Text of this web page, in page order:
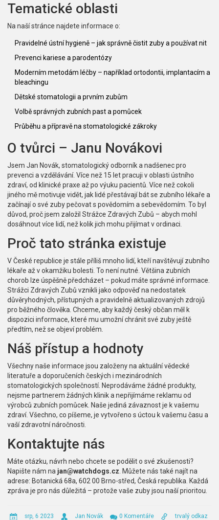
Tematické oblasti
Na naší stránce najdete informace o:
Pravidelné ústní hygieně – jak správně čistit zuby a používat nit
Prevenci kariese a parodentózy
Moderním metodám léčby – například ortodontii, implantacím a
bleachingu
Dětské stomatologii a prvním zubům
Volbě správných zubních past a pomůcek
Průběhu a přípravě na stomatologické zákroky
O tvůrci – Janu Novákovi
Jsem Jan Novák, stomatologický odborník a nadšenec pro
prevenci a vzdělávání. Více než 15 let pracuji v oblasti ústního
zdraví, od klinické praxe až po výuku pacientů. Více než cokoli
jiného mě motivuje vidět, jak lidé přestávají bát se zubního lékaře a
začínají o své zuby pečovat s povědomím a sebevědomím. To byl
důvod, proč jsem založil Strážce Zdravých Zubů – abych mohl
dosáhnout více lidí, než kolik jich mohu přijímat v ordinaci.
Proč tato stránka existuje
V České republice je stále příliš mnoho lidí, kteří navštěvují zubního
lékaře až v okamžiku bolesti. To není nutné. Většina zubních
chorob lze úspěšně předcházet – pokud máte správné informace.
Strážci Zdravých Zubů vznikli jako odpověď na nedostatek
důvěryhodných, přístupných a pravidelně aktualizovaných zdrojů
pro běžného člověka. Chceme, aby každý český občan měl k
dispozici informace, které mu umožní chránit své zuby ještě
předtím, než se objeví problém.
Náš přístup a hodnoty
Všechny naše informace jsou založeny na aktuální vědecké
literatuře a doporučeních českých i mezinárodních
stomatologických společností. Neprodáváme žádné produkty,
nejsme partnerem žádných klinik a nepřijímáme reklamu od
výrobců zubních pomůcek. Naše jediná závaznost je k vašemu
zdraví. Všechno, co píšeme, je vytvořeno s úctou k vašemu času a
vaší zdravotní náročnosti.
Kontaktujte nás
Máte otázku, návrh nebo chcete se podělit o své zkušenosti?
Napište nám na jan@watchdogs.cz . Můžete nás také najít na
adrese: Botanická 68a, 602 00 Brno-střed, Česká republika. Každá
zpráva je pro nás důležitá – protože vaše zuby jsou naší prioritou.
srp, 6 2023 Jan Novák 0 Komentáře trvalý odkaz